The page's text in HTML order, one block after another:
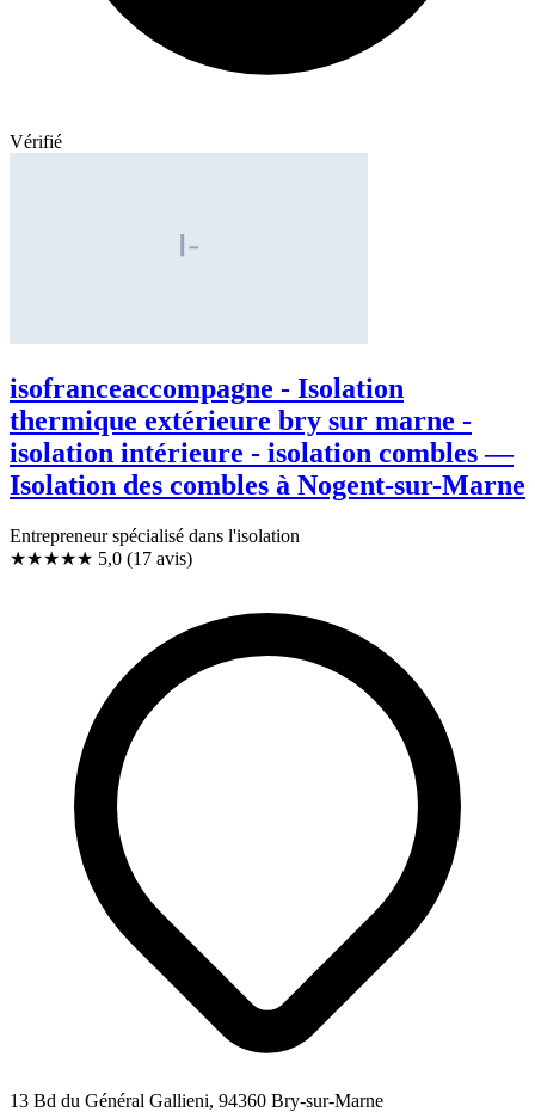
Vérifié
isofranceaccompagne - Isolation
thermique extérieure bry sur marne -
isolation intérieure - isolation combles —
Isolation des combles à Nogent-sur-Marne
Entrepreneur spécialisé dans l'isolation
★★★★★ 5,0 (17 avis)
13 Bd du Général Gallieni, 94360 Bry-sur-Marne